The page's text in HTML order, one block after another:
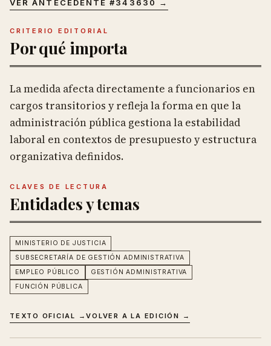
VER ANTECEDENTE #343630 →
CRITERIO EDITORIAL
Por qué importa
La medida afecta directamente a funcionarios en
cargos transitorios y refleja la forma en que la
administración pública gestiona la estabilidad
laboral en contextos de presupuesto y estructura
organizativa definidos.
CLAVES DE LECTURA
Entidades y temas
MINISTERIO DE JUSTICIA
SUBSECRETARÍA DE GESTIÓN ADMINISTRATIVA
EMPLEO PÚBLICO
GESTIÓN ADMINISTRATIVA
FUNCIÓN PÚBLICA
TEXTO OFICIAL →VOLVER A LA EDICIÓN →